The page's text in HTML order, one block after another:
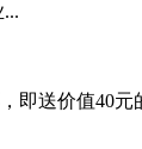
送价值40